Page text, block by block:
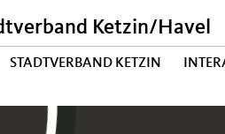
Ketzin/Havel
STADTVERBAND KETZIN